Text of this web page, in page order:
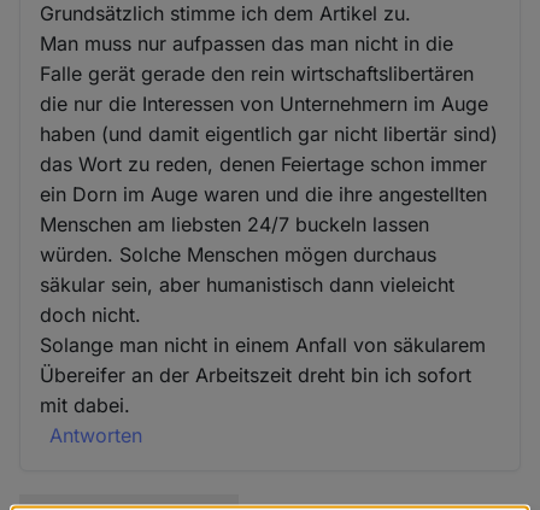
Grundsätzlich stimme ich dem Artikel zu.
Man muss nur aufpassen das man nicht in die
Falle gerät gerade den rein wirtschaftslibertären
die nur die Interessen von Unternehmern im Auge
haben (und damit eigentlich gar nicht libertär sind)
das Wort zu reden, denen Feiertage schon immer
ein Dorn im Auge waren und die ihre angestellten
Menschen am liebsten 24/7 buckeln lassen
würden. Solche Menschen mögen durchaus
säkular sein, aber humanistisch dann vieleicht
doch nicht.
Solange man nicht in einem Anfall von säkularem
Übereifer an der Arbeitszeit dreht bin ich sofort
mit dabei.
Antworten